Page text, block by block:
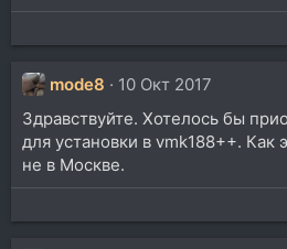
mode8
10 Окт 2017
Здравствуйте. Хотелось бы
для установки в vmk188++. Как
не в Москве.